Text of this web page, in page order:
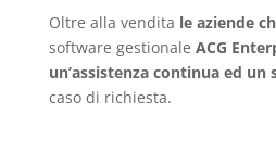
Oltre alla vendita le aziende
software gestionale ACG
un’assistenza continua ed
caso di richiesta.